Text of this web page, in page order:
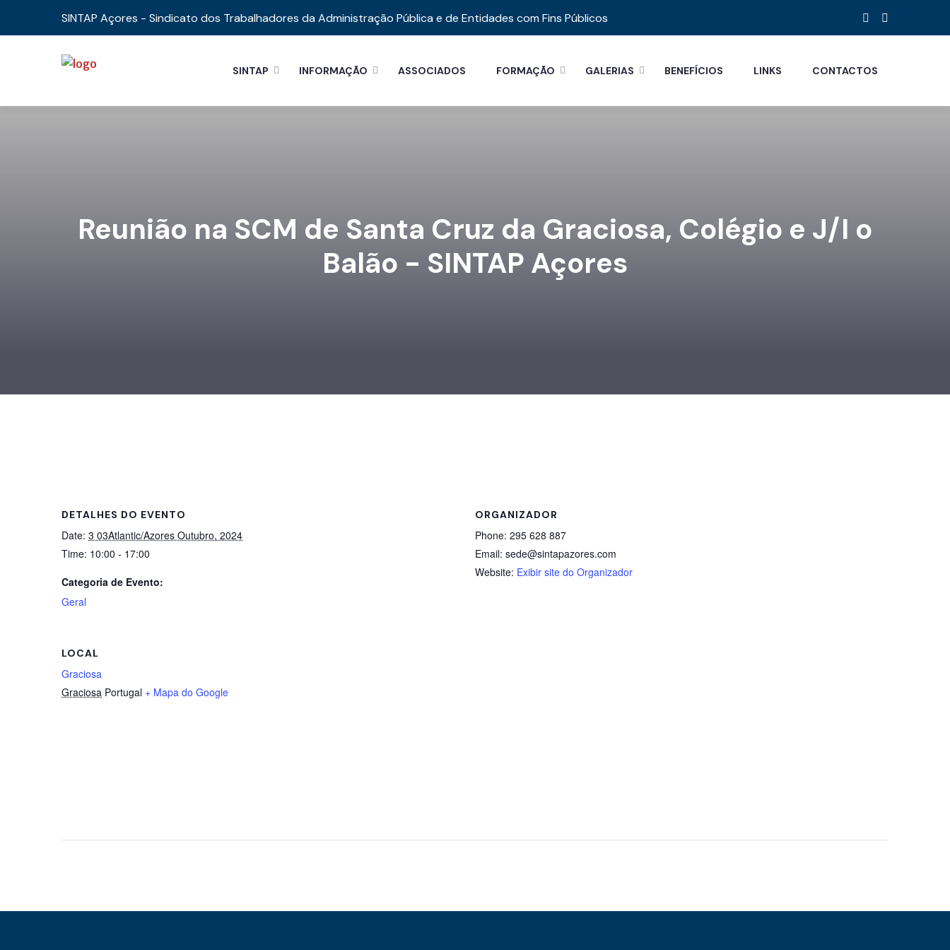
SINTAP Açores - Sindicato dos Trabalhadores da Administração Pública e de Entidades com Fins Públicos
SINTAP INFORMAÇÃO ASSOCIADOS FORMAÇÃO GALERIAS BENEFÍCIOS LINKS CONTACTOS
Reunião na SCM de Santa Cruz da Graciosa, Colégio e J/I o
Balão - SINTAP Açores
DETALHES DO EVENTO
Date: 3 03Atlantic/Azores Outubro, 2024
Time: 10:00 - 17:00
Categoria de Evento:
Geral
ORGANIZADOR
Phone: 295 628 887
Email: sede@sintapazores.com
Website: Exibir site do Organizador
LOCAL
Graciosa
Graciosa Portugal + Mapa do Google